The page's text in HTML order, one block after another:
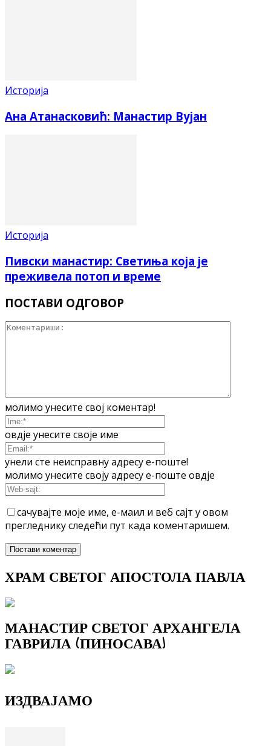
Историја
Ана Атанасковић: Манастир Вујан
Историја
Пивски манастир: Светиња која је
преживела потоп и време
ПОСТАВИ ОДГОВОР
молимо унесите свој коментар!
овдје унесите своје име
унели сте неисправну адресу е-поште!
молимо унесите своју адресу е-поште овдје
сачувајте моје име, е-маил и веб сајт у овом
прегледнику следећи пут када коментаришем.
ХРАМ СВЕТОГ АПОСТОЛА ПАВЛА
МАНАСТИР СВЕТОГ АРХАНГЕЛА
ГАВРИЛА (ПИНОСАВА)
ИЗДВАЈАМО